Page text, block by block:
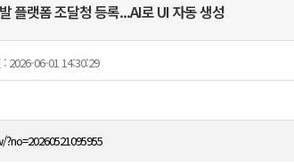
플랫폼 조달청 등록...AI로 UI 자동 생성
: 2026-06-01 14:30:29